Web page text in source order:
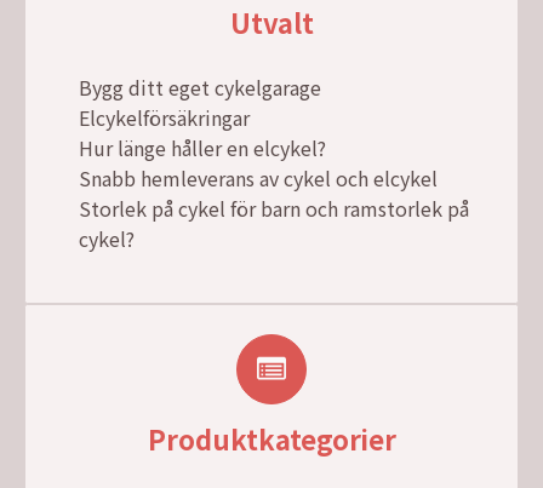
Utvalt
Bygg ditt eget cykelgarage
Elcykelförsäkringar
Hur länge håller en elcykel?
Snabb hemleverans av cykel och elcykel
Storlek på cykel för barn och ramstorlek på
cykel?
Produktkategorier